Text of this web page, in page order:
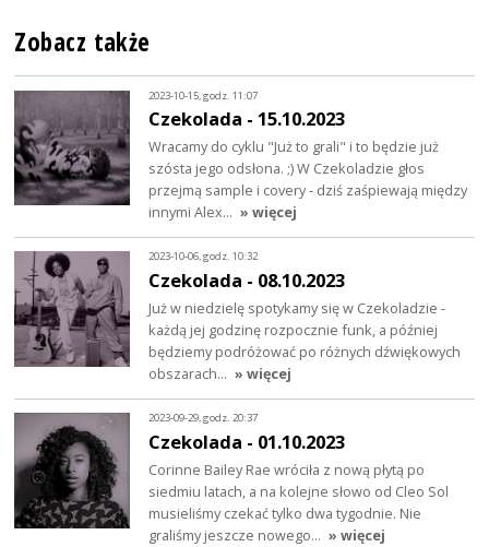
Zobacz także
2023-10-15, godz. 11:07
Czekolada - 15.10.2023
Wracamy do cyklu "Już to grali" i to będzie już
szósta jego odsłona. ;) W Czekoladzie głos
przejmą sample i covery - dziś zaśpiewają między
innymi Alex… » więcej
2023-10-06, godz. 10:32
Czekolada - 08.10.2023
Już w niedzielę spotykamy się w Czekoladzie -
każdą jej godzinę rozpocznie funk, a później
będziemy podróżować po różnych dźwiękowych
obszarach… » więcej
2023-09-29, godz. 20:37
Czekolada - 01.10.2023
Corinne Bailey Rae wróciła z nową płytą po
siedmiu latach, a na kolejne słowo od Cleo Sol
musieliśmy czekać tylko dwa tygodnie. Nie
graliśmy jeszcze nowego… » więcej